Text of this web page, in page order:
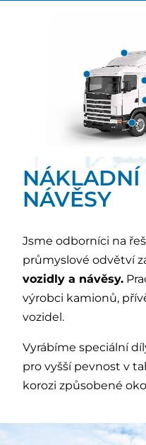
NÁVĚSY
Jsme odborníci na
průmyslové odvětví
vozidly a návěsy.
výrobci kamionů,
vozidel.
Vyrábíme speciální
pro vyšší pevnost v
korozi způsobené